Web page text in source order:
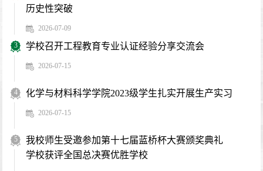
历史性突破
2026-07-09
3 学校召开工程教育专业认证经验分享交流会
2026-07-15
4 化学与材料科学学院2023级学生扎实开展生产实习
2026-07-15
5
我校师生受邀参加第十七届蓝桥杯大赛颁奖典礼
学校获评全国总决赛优胜学校